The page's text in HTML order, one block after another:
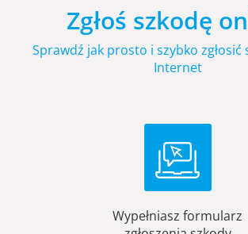
Zgłoś szkodę
Sprawdź jak prosto i szybko zgłosić
Internet
Wypełniasz formularz